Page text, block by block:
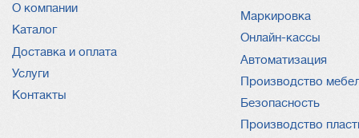
О компании
Каталог
Доставка и оплата
Услуги
Контакты
Услуги
Маркировка
Онлайн-кассы
Автоматизация
Производство
Безопасность
Производство